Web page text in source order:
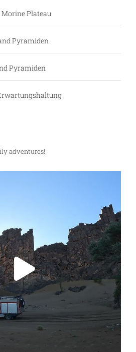
Plateau
Pyramiden
Pyramiden
adventures!